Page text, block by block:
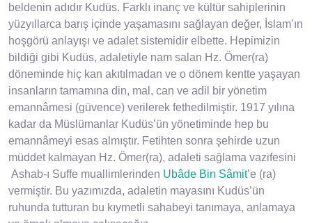
beldenin adıdır Kudüs. Farklı inanç ve kültür sahiplerinin
yüzyıllarca barış içinde yaşamasını sağlayan değer, İslam’ın
hoşgörü anlayışı ve adalet sistemidir elbette. Hepimizin
bildiği gibi Kudüs, adaletiyle nam salan Hz. Ömer(ra)
döneminde hiç kan akıtılmadan ve o dönem kentte yaşayan
insanların tamamına din, mal, can ve adil bir yönetim
emannâmesi (güvence) verilerek fethedilmiştir. 1917 yılına
kadar da Müslümanlar Kudüs’ün yönetiminde hep bu
emannâmeyi esas almıştır. Fetihten sonra şehirde uzun
müddet kalmayan Hz. Ömer(ra), adaleti sağlama vazifesini
Ashab-ı Suffe muallimlerinden Ubâde Bin Sâmit’e (ra)
vermiştir. Bu yazımızda, adaletin mayasını Kudüs’ün
ruhunda tutturan bu kıymetli sahabeyi tanımaya, anlamaya